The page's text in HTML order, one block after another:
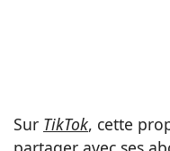
Sur TikTok, cette